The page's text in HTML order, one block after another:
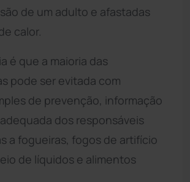
de um adulto e afastadas
calor.
é que a maioria das
pode ser evitada com
de prevenção, informação
dos responsáveis
a fogueiras, fogos de artifício
de líquidos e alimentos